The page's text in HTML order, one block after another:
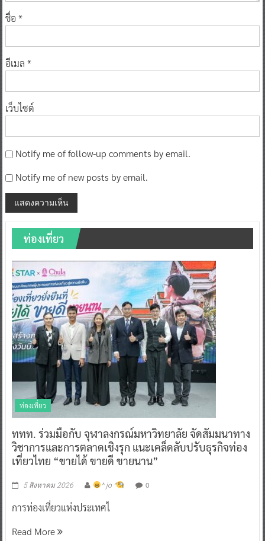
ชื่อ *
อีเมล *
เว็บไซต์
Notify me of follow-up comments by email.
Notify me of new posts by email.
ท่องเที่ยว
ท่องเที่ยว
ททท. ร่วมมือกับ จุฬาลงกรณ์มหาวิทยาลัย จัดสัมมนาทาง
วิชาการและการตลาดเชิงรุก แนะเคล็ดลับปรับธุรกิจท่อง
เที่ยวไทย “ขายได้ ขายดี ขายนาน”
5 สิงหาคม 2026 ^ jo ^ 0
การท่องเที่ยวแห่งประเทศไ
Read More